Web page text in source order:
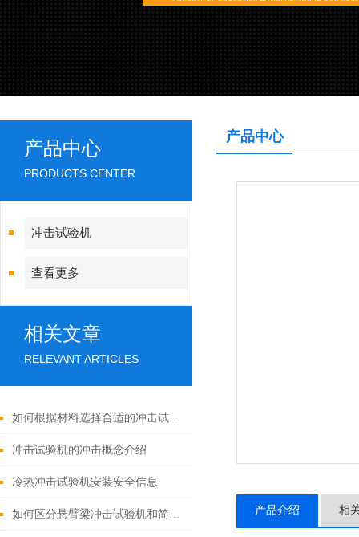
产品中心
PRODUCTS CENTER
冲击试验机
查看更多
相关文章
RELEVANT ARTICLES
如何根据材料选择合适的冲击试验机？
冲击试验机的冲击概念介绍
冷热冲击试验机安装安全信息
如何区分悬臂梁冲击试验机和简支梁冲击试验机
产品中心
产品介绍 相